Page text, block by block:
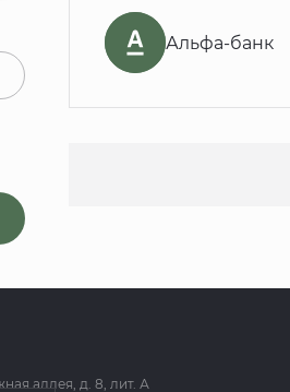
Альфа-банк
аллея, д. 8, лит. А